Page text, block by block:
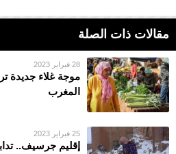
مقالات ذات الصلة
28 فبراير 2023
موجة غلاء جديدة
المغرب
25 فبراير 2023
إقليم جرسيف..